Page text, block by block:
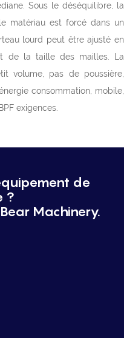
Sous le déséquilibre, la
matériau est forcé dans un
lourd peut être ajusté en
de la taille des mailles. La
volume, pas de poussière,
consommation, mobile,
exigences.
de
?
Machinery.